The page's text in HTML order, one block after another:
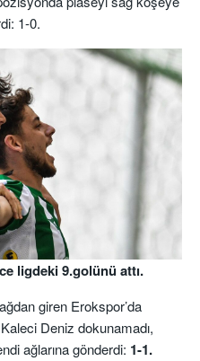
1-0.
ligdeki 9.golünü attı.
giren Erokspor’da
Kaleci Deniz dokunamadı,
ağlarına gönderdi: 1-1.